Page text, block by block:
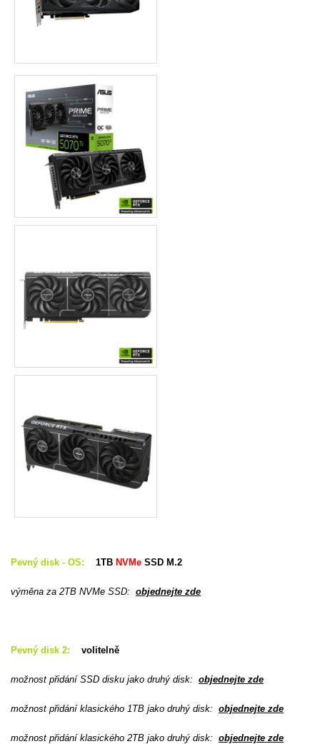
Pevný disk - OS: 1TB NVMe SSD M.2
výměna za 2TB NVMe SSD: objednejte zde
Pevný disk 2: volitelně
možnost přidání SSD disku jako druhý disk: objednejte zde
možnost přidání klasického 1TB jako druhý disk: objednejte zde
možnost přidání klasického 2TB jako druhý disk: objednejte zde